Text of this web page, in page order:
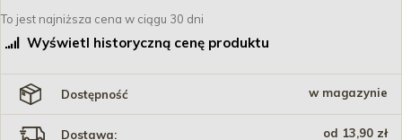
To jest najniższa cena w ciągu 30 dni
Wyświetl historyczną cenę produktu
Dostępność w magazynie
Dostawa: od 13,90 zł